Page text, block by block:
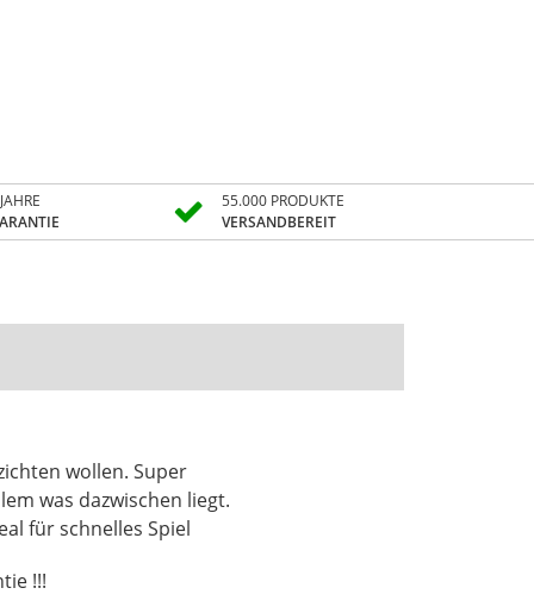
55.000 PRODUKTE
VERSANDBEREIT
für schnelles Spiel
!!!